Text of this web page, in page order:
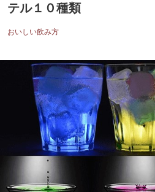
テル１０種類
おいしい飲み方